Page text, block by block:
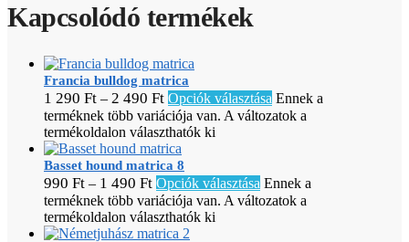
Kapcsolódó termékek
Francia bulldog matrica
1 290 Ft – 2 490 Ft Opciók választása Ennek a
terméknek több variációja van. A változatok a
termékoldalon választhatók ki
Basset hound matrica 8
990 Ft – 1 490 Ft Opciók választása Ennek a
terméknek több variációja van. A változatok a
termékoldalon választhatók ki